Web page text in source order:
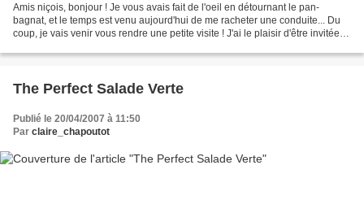
Amis niçois, bonjour ! Je vous avais fait de l'oeil en détournant le pan-
bagnat, et le temps est venu aujourd'hui de me racheter une conduite... Du
coup, je vais venir vous rendre une petite visite ! J'ai le plaisir d'être invitée
The Perfect Salade Verte
Publié le 20/04/2007 à 11:50
Par claire_chapoutot